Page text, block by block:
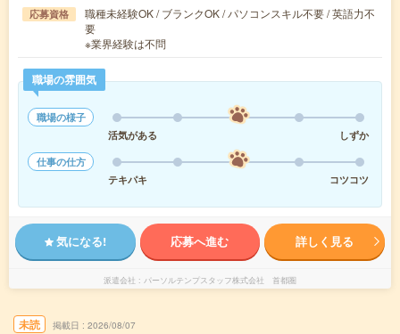
応募資格
職種未経験OK / ブランクOK / パソコンスキル不要 / 英語力不
要
※業界経験は不問
職場の雰囲気
職場の様子
活気がある
しずか
仕事の仕方
テキパキ
コツコツ
気になる! 応募へ進む 詳しく見る
派遣会社 パーソルテンプスタッフ株式会社 首都圏
未読 掲載日 2026/08/07